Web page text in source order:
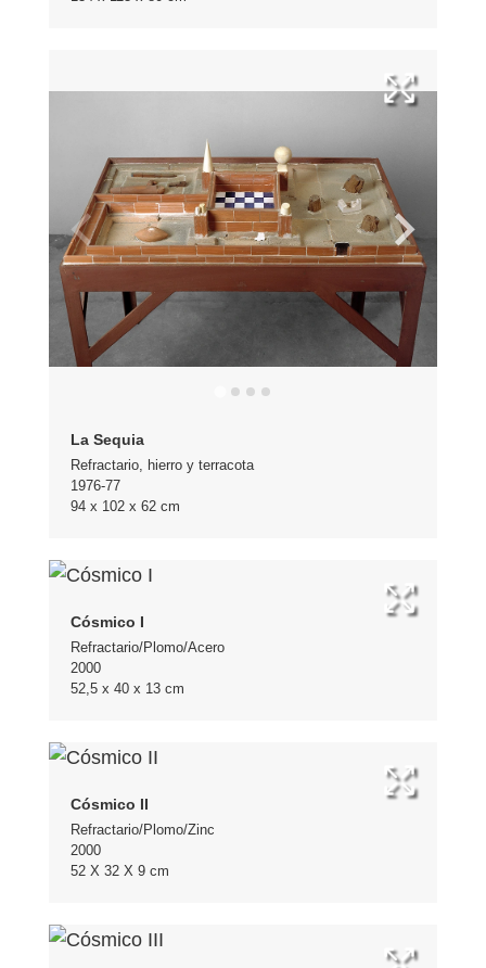
La Sequia
Refractario, hierro y terracota
1976-77
94 x 102 x 62 cm
Cósmico I
Refractario/Plomo/Acero
2000
52,5 x 40 x 13 cm
Cósmico II
Refractario/Plomo/Zinc
2000
52 X 32 X 9 cm